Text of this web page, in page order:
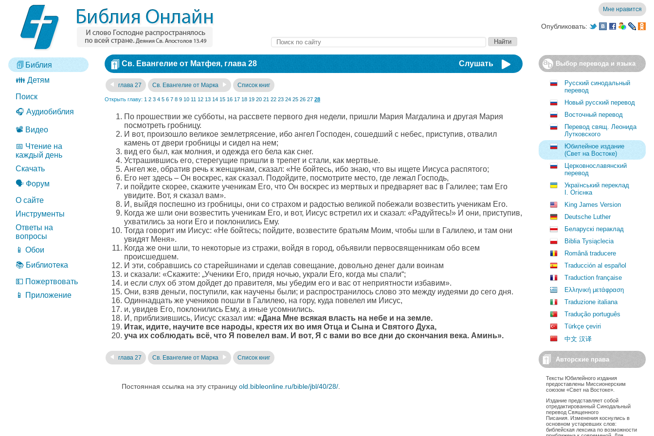
Мне нравится
Опубликовать:
Библия
👪 Детям
Поиск
🎧 Аудиобиблия
📽️ Видео
📅 Чтение на
каждый день
Скачать
🗣️ Форум
О сайте
Инструменты
Ответы на
вопросы
📱 Обои
📚 Библиотека
💵 Пожертвовать
📱 Приложение
Св. Евангелие от Матфея, глава 28 Слушать
глава 27 Св. Евангелие от Марка Список книг
Открыть главу: 1 2 3 4 5 6 7 8 9 10 11 12 13 14 15 16 17 18 19 20 21 22 23 24 25 26 27 28
По прошествии же субботы, на рассвете первого дня недели, пришли Мария Магдалина и другая Мария
посмотреть гробницу.
И вот, произошло великое землетрясение, ибо ангел Господен, сошедший с небес, приступив, отвалил
камень от двери гробницы и сидел на нем;
вид его был, как молния, и одежда его бела как снег.
Устрашившись его, стерегущие пришли в трепет и стали, как мертвые.
Ангел же, обратив речь к женщинам, сказал: «Не бойтесь, ибо знаю, что вы ищете Иисуса распятого;
Его нет здесь – Он воскрес, как сказал. Подойдите, посмотрите место, где лежал Господь,
и пойдите скорее, скажите ученикам Его, что Он воскрес из мертвых и предваряет вас в Галилее; там Его
увидите. Вот, я сказал вам».
И, выйдя поспешно из гробницы, они со страхом и радостью великой побежали возвестить ученикам Его.
Когда же шли они возвестить ученикам Его, и вот, Иисус встретил их и сказал: «Радуйтесь!» И они, приступив,
ухватились за ноги Его и поклонились Ему.
Тогда говорит им Иисус: «Не бойтесь; пойдите, возвестите братьям Моим, чтобы шли в Галилею, и там они
увидят Меня».
Когда же они шли, то некоторые из стражи, войдя в город, объявили первосвященникам обо всем
происшедшем.
И эти, собравшись со старейшинами и сделав совещание, довольно денег дали воинам
и сказали: «Скажите: „Ученики Его, придя ночью, украли Его, когда мы спали“;
и если слух об этом дойдет до правителя, мы убедим его и вас от неприятности избавим».
Они, взяв деньги, поступили, как научены были; и распространилось слово это между иудеями до сего дня.
Одиннадцать же учеников пошли в Галилею, на гору, куда повелел им Иисус,
и, увидев Его, поклонились Ему, а иные усомнились.
И, приблизившись, Иисус сказал им: «Дана Мне всякая власть на небе и на земле.
Итак, идите, научите все народы, крестя их во имя Отца и Сына и Святого Духа,
уча их соблюдать всё, что Я повелел вам. И вот, Я с вами во все дни до скончания века. Аминь».
глава 27 Св. Евангелие от Марка Список книг
Постоянная ссылка на эту страницу old.bibleonline.ru/bible/jbl/40/28/
Выбор перевода и языка
Русский синодальный
перевод
Новый русский перевод
Восточный перевод
Перевод свящ. Леонида
Лутковского
Юбилейное издание
(Свет на Востоке)
Церковнославянский
перевод
Український переклад
І. Огієнка
King James Version
Deutsche Luther
Беларускі пераклад
Biblia Tysiąclecia
Română traducere
Traducción al español
Traduction française
Ελληνική μετάφραση
Traduzione italiana
Tradução português
Türkçe çeviri
中文 汉译
Авторские права
Тексты Юбилейного издания
предоставлены Миссионерским
союзом «Свет на Востоке».
Издание представляет собой
отредактированный Синодальный
перевод Священного
Писания. Изменения коснулись в
основном устаревших слов:
библейская лексика по возможности